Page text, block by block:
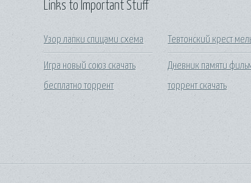
Links to Important Stuff
Узор лапки спицами схема
Игра новый союз скачать
бесплатно торрент
Тевтонский крест
Дневник памяти
торрент скачать